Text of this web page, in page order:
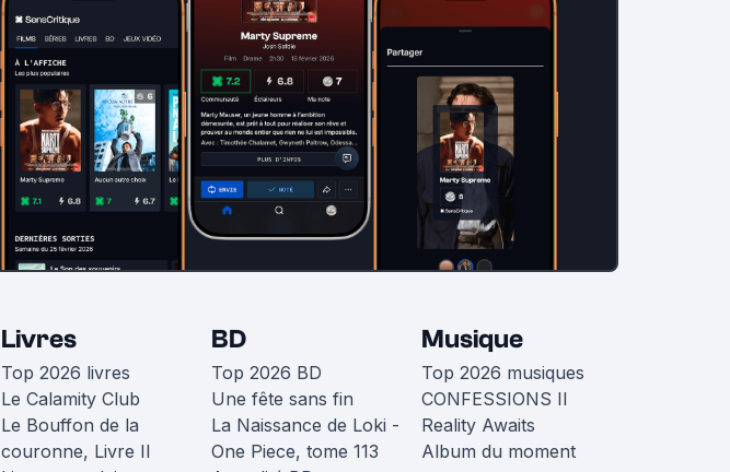
Livres
Top 2026 livres
Le Calamity Club
Le Bouffon de la
couronne, Livre II
BD
Top 2026 BD
Une fête sans fin
La Naissance de Loki -
One Piece, tome 113
Musique
Top 2026 musiques
CONFESSIONS II
Reality Awaits
Album du moment